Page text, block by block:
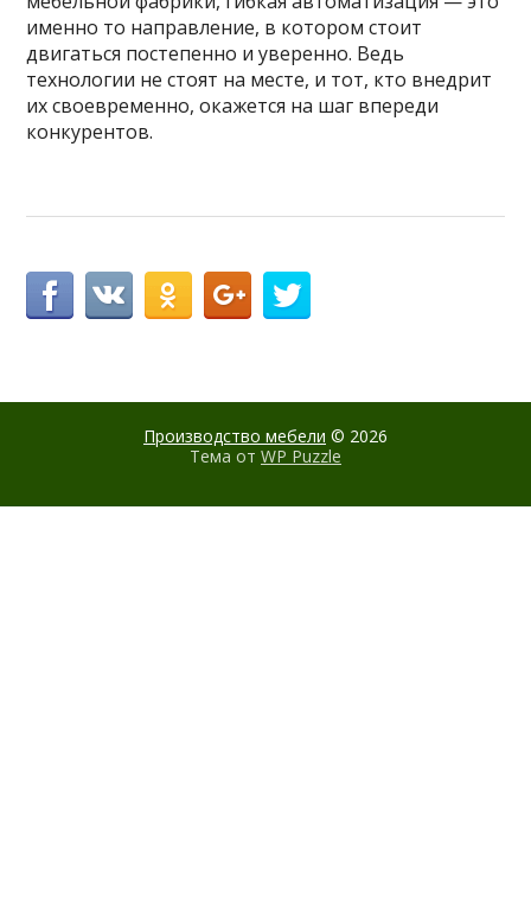
именно то направление, в котором стоит
двигаться постепенно и уверенно. Ведь
технологии не стоят на месте, и тот, кто внедрит
их своевременно, окажется на шаг впереди
конкурентов.
Производство мебели © 2026
Тема от WP Puzzle